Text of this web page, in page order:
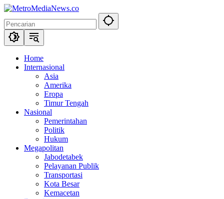
Langsung
konten
Home
Internasional
Asia
Amerika
Eropa
Timur Tengah
Nasional
Pemerintahan
Politik
Hukum
Megapolitan
Jabodetabek
Pelayanan Publik
Transportasi
Kota Besar
Kemacetan